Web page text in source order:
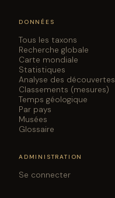
DONNÉES
Tous les taxons
Recherche globale
Carte mondiale
Statistiques
Analyse des découvertes
Classements (mesures)
Temps géologique
Par pays
Musées
Glossaire
ADMINISTRATION
Se connecter